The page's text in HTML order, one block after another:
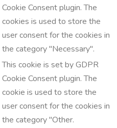
Cookie Consent plugin. The
cookies is used to store the
user consent for the cookies in
the category "Necessary".
This cookie is set by GDPR
Cookie Consent plugin. The
cookie is used to store the
user consent for the cookies in
the category "Other.